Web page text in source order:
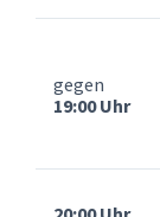
gegen
19:00 Uhr